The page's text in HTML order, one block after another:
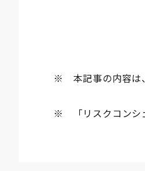
※ 本記事の内容は
※ 「リスクコンシ